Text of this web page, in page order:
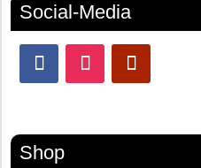
Social-Media
Shop